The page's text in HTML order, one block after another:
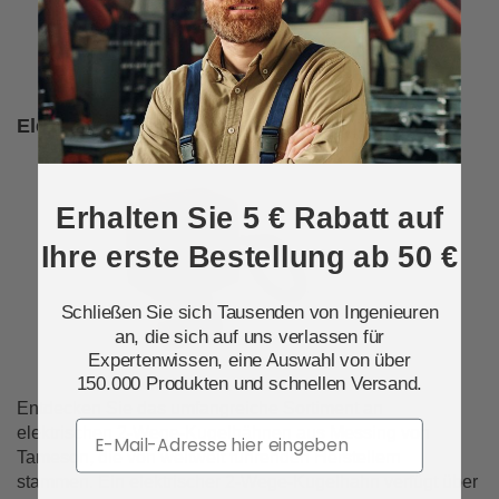
Elektrische Ein/Aus Messing-Kugelhähne
Entdecken Sie das umfangreiche Sortiment an
elektrischen 2-Wege-Kugelhähnen aus Messing von
Tameson, die von weltweit führenden Herstellern
stammen. Ein elektrischer 2-Wege-Kugelhahn verfügt über
Erhalten Sie 5 € Rabatt auf
Ihre erste Bestellung ab 50 €
Schließen Sie sich Tausenden von Ingenieuren
an, die sich auf uns verlassen für
Expertenwissen, eine Auswahl von über
150.000 Produkten und schnellen Versand.
Email